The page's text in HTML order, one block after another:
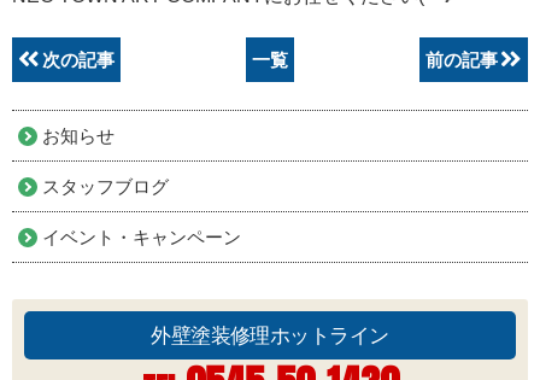
次の記事 一覧 前の記事
お知らせ
スタッフブログ
イベント・キャンペーン
外壁塗装修理ホットライン